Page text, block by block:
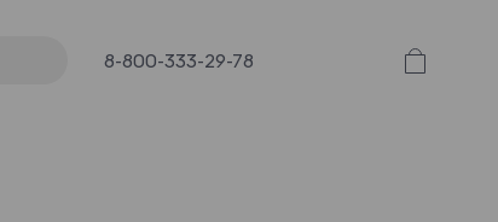
8-800-333-29-78